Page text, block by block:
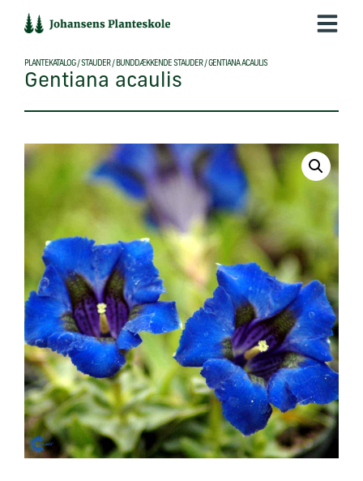
indholdet
PLANTEKATALOG/STAUDER/ BUNDDÆKKENDE STAUDER/GENTIANA ACAULIS
Gentiana acaulis